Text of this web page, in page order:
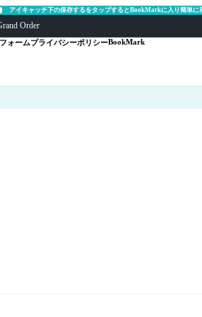
アイキャッチ下の保存するをタップするとBookMarkに入り簡単に
Order
ォームプライバシーポリシーBookMark